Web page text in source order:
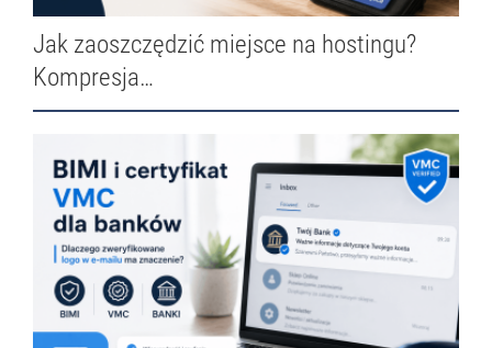
Jak zaoszczędzić miejsce na hostingu?
Kompresja…